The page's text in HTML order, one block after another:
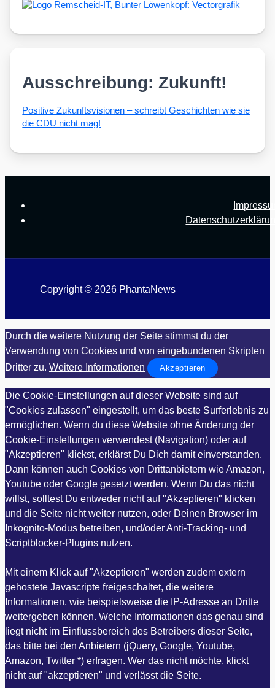
Ausschreibung: Zukunft!
Posi­ti­ve Zukunfts­vi­sio­nen – schreibt Geschich­ten wie sie
die CDU nicht mag!
Copyright © 2026 PhantaNews
Durch die weitere Nutzung der Seite stimmst du der
Verwendung von Cookies und von eingebundenen Skripten
Dritter zu. Weitere Informationen Akzeptieren
Die Cookie-Einstellungen auf dieser Website sind auf
"Cookies zulassen" eingestellt, um das beste Surferlebnis zu
ermöglichen. Wenn du diese Website ohne Änderung der
Cookie-Einstellungen verwendest (Navigation) oder auf
"Akzeptieren" klickst, erklärst Du Dich damit einverstanden.
Dann können auch Cookies von Drittanbietern wie Amazon,
Youtube oder Google gesetzt werden. Wenn Du das nicht
willst, solltest Du entweder nicht auf "Akzeptieren" klicken
und die Seite nicht weiter nutzen, oder Deinen Browser im
Inkognito-Modus betreiben, und/oder Anti-Tracking- und
Scriptblocker-Plugins nutzen.
Mit einem Klick auf "Akzeptieren" werden zudem extern
gehostete Javascripte freigeschaltet, die weitere
Informationen, wie beispielsweise die IP-Adresse an Dritte
weitergeben können. Welche Informationen das genau sind
liegt nicht im Einflussbereich des Betreibers dieser Seite,
das bitte bei den Anbietern (jQuery, Google, Youtube,
Amazon, Twitter *) erfragen. Wer das nicht möchte, klickt
nicht auf "akzeptieren" und verlässt die Seite.